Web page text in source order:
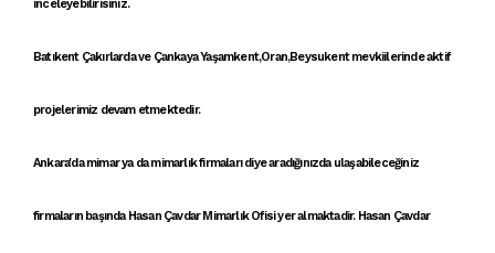
inceleyebilirisiniz.
Batıkent Çakırlarda ve Çankaya Yaşamkent,Oran,Beysukent mevkiilerinde aktif
projelerimiz devam etmektedir.
Ankara'da mimarya damimarlık firmalarıdiye aradığınızda ulaşabileceğiniz
firmaların başındaHasan Çavdar Mimarlık Ofisiyer almaktadir. Hasan Çavdar